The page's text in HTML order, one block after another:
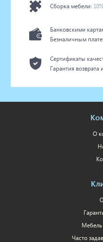
Сборка мебели:
Банковскими
Безналичным
Сертификаты
Гарантия возврата
О
Мебель
Часто